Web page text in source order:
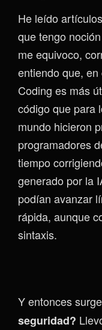
He leído
que tengo
me equivoco,
entiendo que,
Coding es más
código que para
mundo hicieron
programadores
tiempo
generado por la
podían avanzar
rápida, aunque
sintaxis.
Y entonces
seguridad?